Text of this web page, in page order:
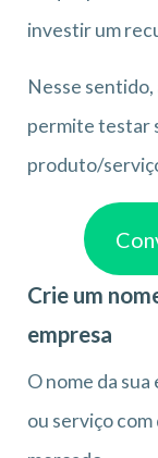
investir um
Nesse sentido,
permite testar
produto/
Crie um
empresa
O nome da
ou serviço